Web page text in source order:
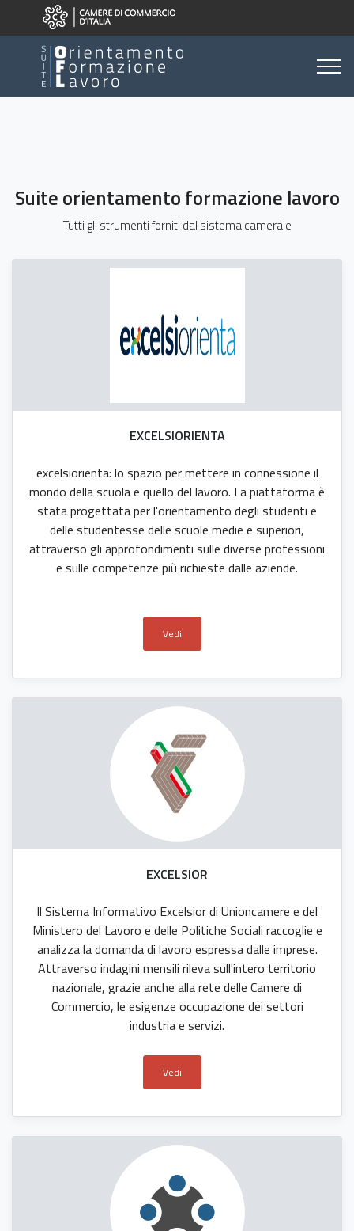
Suite orientamento formazione lavoro
Tutti gli strumenti forniti dal sistema camerale
EXCELSIORIENTA
excelsiorienta: lo spazio per mettere in connessione il
mondo della scuola e quello del lavoro. La piattaforma è
stata progettata per l'orientamento degli studenti e
delle studentesse delle scuole medie e superiori,
attraverso gli approfondimenti sulle diverse professioni
e sulle competenze più richieste dalle aziende.
Vedi
EXCELSIOR
ll Sistema Informativo Excelsior di Unioncamere e del
Ministero del Lavoro e delle Politiche Sociali raccoglie e
analizza la domanda di lavoro espressa dalle imprese.
Attraverso indagini mensili rileva sull'intero territorio
nazionale, grazie anche alla rete delle Camere di
Commercio, le esigenze occupazione dei settori
industria e servizi.
Vedi